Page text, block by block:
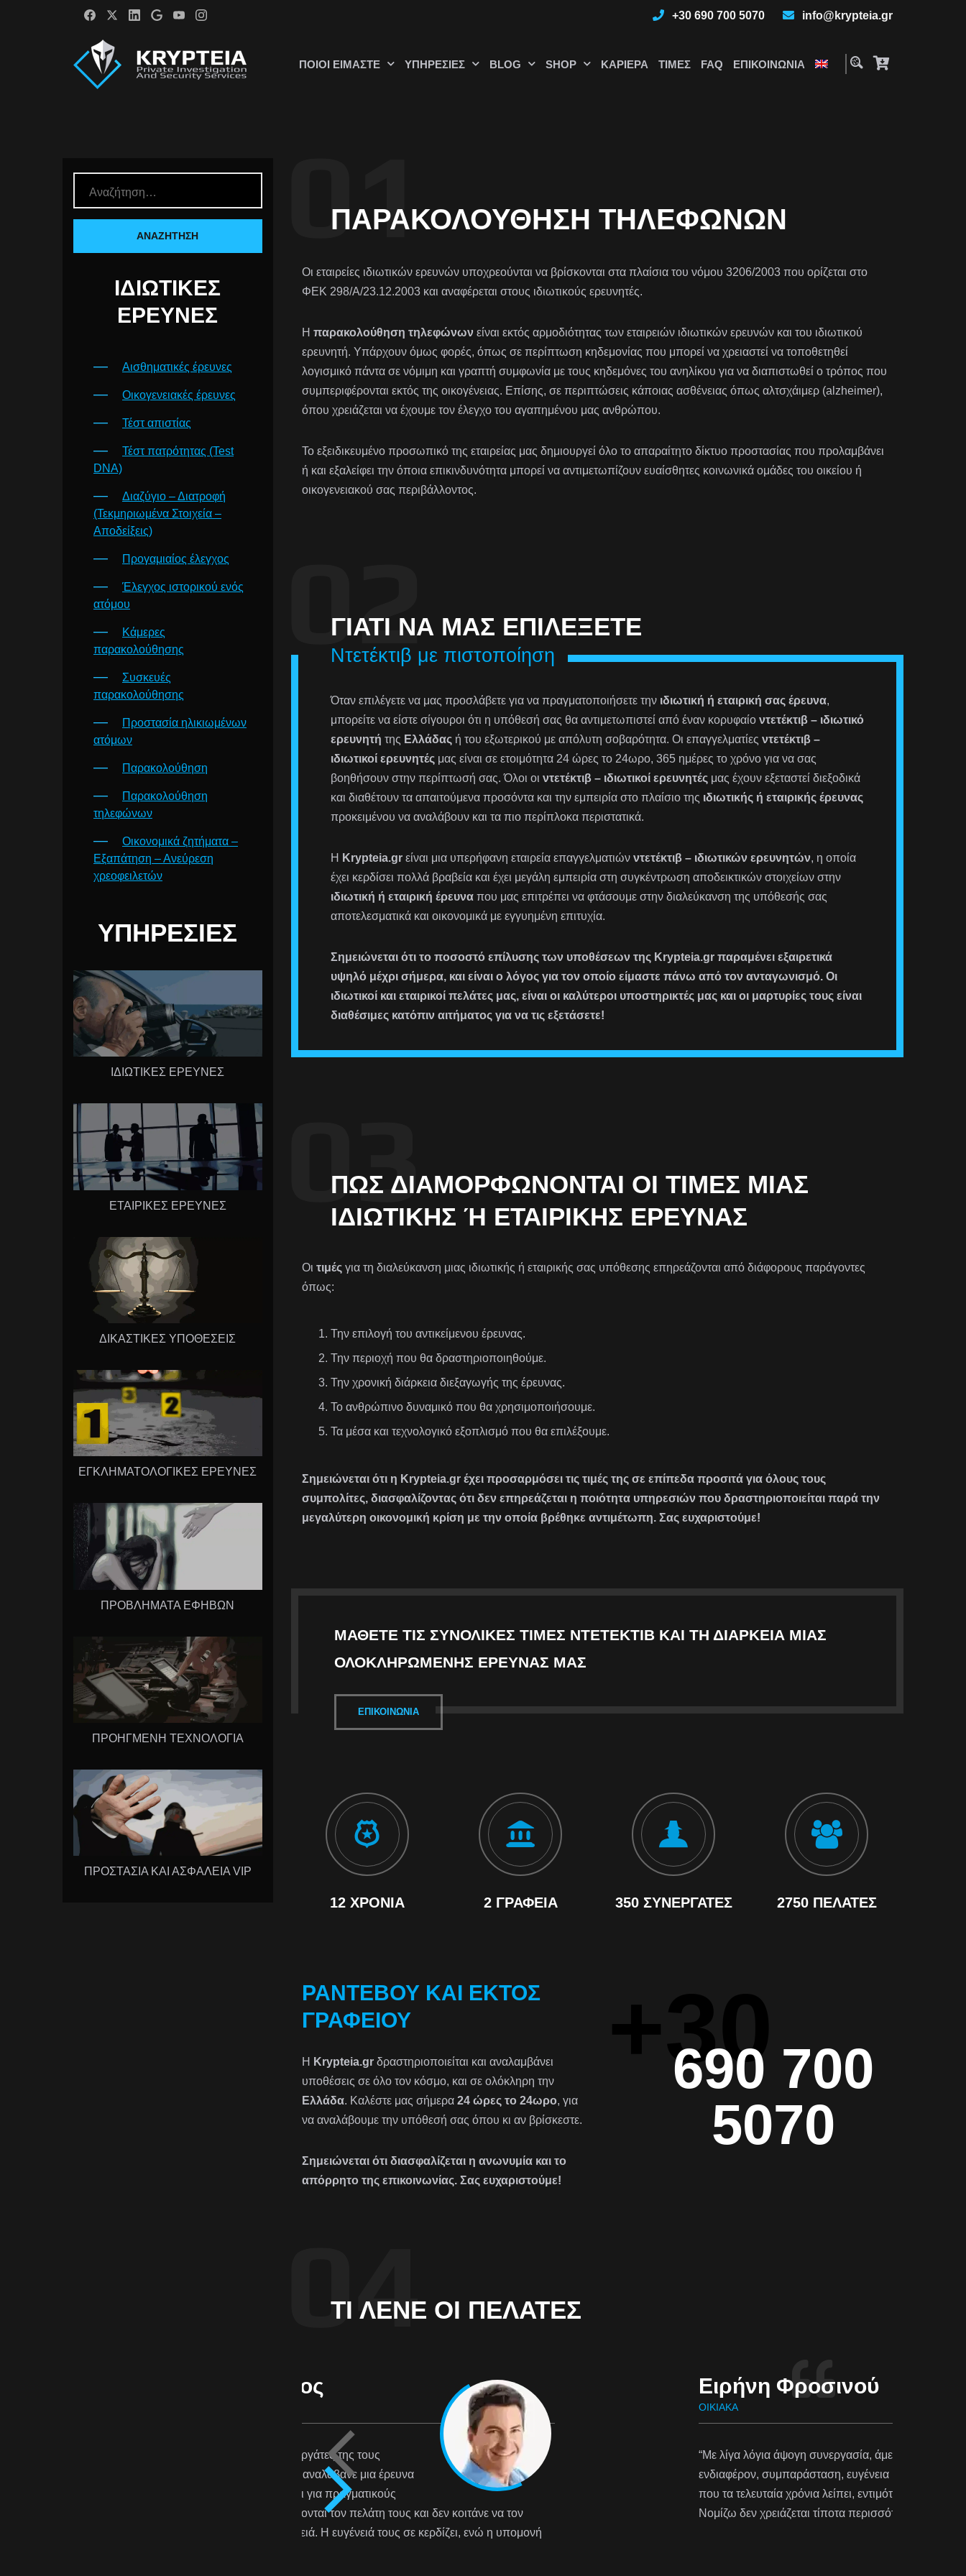
+30 690 700 5070 info@krypteia.gr
ΠΟΙΟΊ ΕΊΜΑΣΤΕ ΥΠΗΡΕΣΊΕΣ BLOG SHOP ΚΑΡΙΈΡΑ ΤΙΜΈΣ FAQ ΕΠΙΚΟΙΝΩΝΊΑ
ΙΔΙΩΤΙΚΈΣ
ΈΡΕΥΝΕΣ
Αισθηματικές έρευνες
Οικογενειακές έρευνες
Τέστ απιστίας
Τέστ πατρότητας (Test
DNA)
Διαζύγιο – Διατροφή
(Τεκμηριωμένα Στοιχεία –
Αποδείξεις)
Προγαμιαίος έλεγχος
Έλεγχος ιστορικού ενός
ατόμου
Κάμερες
παρακολούθησης
Συσκευές
παρακολούθησης
Προστασία ηλικιωμένων
ατόμων
Παρακολούθηση
Παρακολούθηση
τηλεφώνων
Οικονομικά ζητήματα –
Εξαπάτηση – Ανεύρεση
χρεοφειλετών
ΥΠΗΡΕΣΊΕΣ
ΙΔΙΩΤΙΚΕΣ ΕΡΕΥΝΕΣ
ΕΤΑΙΡΙΚΕΣ ΕΡΕΥΝΕΣ
ΔΙΚΑΣΤΙΚΕΣ ΥΠΟΘΕΣΕΙΣ
ΕΓΚΛΗΜΑΤΟΛΟΓΙΚΕΣ ΕΡΕΥΝΕΣ
ΠΡΟΒΛΗΜΑΤΑ ΕΦΗΒΩΝ
ΠΡΟΗΓΜΕΝΗ ΤΕΧΝΟΛΟΓΙΑ
ΠΡΟΣΤΑΣΙΑ ΚΑΙ ΑΣΦΑΛΕΙΑ VIP
ΠΑΡΑΚΟΛΟΎΘΗΣΗ ΤΗΛΕΦΏΝΩΝ
Οι εταιρείες ιδιωτικών ερευνών υποχρεούνται να βρίσκονται στα πλαίσια του νόμου 3206/2003 που ορίζεται στο
ΦΕΚ 298/Α/23.12.2003 και αναφέρεται στους ιδιωτικούς ερευνητές.
Η παρακολούθηση τηλεφώνωνείναι εκτός αρμοδιότητας των εταιρειών ιδιωτικών ερευνών και του ιδιωτικού
ερευνητή. Υπάρχουν όμως φορές, όπως σε περίπτωση κηδεμονίας που μπορεί να χρειαστεί να τοποθετηθεί
λογισμικό πάντα σε νόμιμη και γραπτή συμφωνία με τους κηδεμόνες του ανηλίκου για να διαπιστωθεί ο τρόπος που
συμπεριφέρονται εκτός της οικογένειας. Επίσης, σε περιπτώσεις κάποιας ασθένειας όπως αλτσχάιμερ (alzheimer),
όπου χρειάζεται να έχουμε τον έλεγχο του αγαπημένου μας ανθρώπου.
Το εξειδικευμένο προσωπικό της εταιρείας μας δημιουργεί όλο το απαραίτητο δίκτυο προστασίας που προλαμβάνει
ή και εξαλείφει την όποια επικινδυνότητα μπορεί να αντιμετωπίζουν ευαίσθητες κοινωνικά ομάδες του οικείου ή
οικογενειακού σας περιβάλλοντος.
ΓΙΑΤΊ ΝΑ ΜΑΣ ΕΠΙΛΈΞΕΤΕ
Ντετέκτιβ με πιστοποίηση
Όταν επιλέγετε να μας προσλάβετε για να πραγματοποιήσετε την ιδιωτική ή εταιρική σας έρευνα,
μπορείτε να είστε σίγουροι ότι η υπόθεσή σας θα αντιμετωπιστεί από έναν κορυφαίο ντετέκτιβ – ιδιωτικό
ερευνητή της Ελλάδαςή του εξωτερικού με απόλυτη σοβαρότητα. Οι επαγγελματίες ντετέκτιβ –
ιδιωτικοί ερευνητέςμας είναι σε ετοιμότητα 24 ώρες το 24ωρο, 365 ημέρες το χρόνο για να σας
βοηθήσουν στην περίπτωσή σας. Όλοι οι ντετέκτιβ – ιδιωτικοί ερευνητέςμας έχουν εξεταστεί διεξοδικά
και διαθέτουν τα απαιτούμενα προσόντα και την εμπειρία στο πλαίσιο της ιδιωτικής ή εταιρικής έρευνας
προκειμένου να αναλάβουν και τα πιο περίπλοκα περιστατικά.
Η Krypteia.grείναι μια υπερήφανη εταιρεία επαγγελματιών ντετέκτιβ – ιδιωτικών ερευνητών, η οποία
έχει κερδίσει πολλά βραβεία και έχει μεγάλη εμπειρία στη συγκέντρωση αποδεικτικών στοιχείων στην
ιδιωτική ή εταιρική έρευναπου μας επιτρέπει να φτάσουμε στην διαλεύκανση της υπόθεσής σας
αποτελεσματικά και οικονομικά με εγγυημένη επιτυχία.
Σημειώνεται ότι το ποσοστό επίλυσης των υποθέσεων της Krypteia.gr παραμένει εξαιρετικά
υψηλό μέχρι σήμερα, και είναι ο λόγος για τον οποίο είμαστε πάνω από τον ανταγωνισμό. Οι
ιδιωτικοί και εταιρικοί πελάτες μας, είναι οι καλύτεροι υποστηρικτές μας και οι μαρτυρίες τους είναι
διαθέσιμες κατόπιν αιτήματος για να τις εξετάσετε!
ΠΏΣ ΔΙΑΜΟΡΦΏΝΟΝΤΑΙ ΟΙ ΤΙΜΈΣ ΜΙΑΣ
ΙΔΙΩΤΙΚΉΣ Ή ΕΤΑΙΡΙΚΉΣ ΈΡΕΥΝΑΣ
Οι τιμέςγια τη διαλεύκανση μιας ιδιωτικής ή εταιρικής σας υπόθεσης επηρεάζονται από διάφορους παράγοντες
όπως:
Την επιλογή του αντικείμενου έρευνας.
Την περιοχή που θα δραστηριοποιηθούμε.
Την χρονική διάρκεια διεξαγωγής της έρευνας.
Το ανθρώπινο δυναμικό που θα χρησιμοποιήσουμε.
Τα μέσα και τεχνολογικό εξοπλισμό που θα επιλέξουμε.
Σημειώνεται ότι η Krypteia.gr έχει προσαρμόσει τις τιμές της σε επίπεδα προσιτά για όλους τους
συμπολίτες, διασφαλίζοντας ότι δεν επηρεάζεται η ποιότητα υπηρεσιών που δραστηριοποιείται παρά την
μεγαλύτερη οικονομική κρίση με την οποία βρέθηκε αντιμέτωπη. Σας ευχαριστούμε!
ΜΆΘΕΤΕ ΤΙΣ ΣΥΝΟΛΙΚΈΣ ΤΙΜΈΣ ΝΤΕΤΈΚΤΙΒ ΚΑΙ ΤΗ ΔΙΆΡΚΕΙΑ ΜΙΑΣ
ΟΛΟΚΛΗΡΩΜΈΝΗΣ ΈΡΕΥΝΑΣ ΜΑΣ
ΕΠΙΚΟΙΝΩΝΊΑ
12 ΧΡΌΝΙΑ 2 ΓΡΑΦΕΊΑ 350 ΣΥΝΕΡΓΆΤΕΣ 2750 ΠΕΛΆΤΕΣ
ΡΑΝΤΕΒΟΎ ΚΑΙ ΕΚΤΌΣ
ΓΡΑΦΕΊΟΥ
Η Krypteia.grδραστηριοποιείται και αναλαμβάνει
υποθέσεις σε όλο τον κόσμο, και σε ολόκληρη την
Ελλάδα. Καλέστε μας σήμερα 24 ώρες το 24ωρο, για
να αναλάβουμε την υπόθεσή σας όπου κι αν βρίσκεστε.
Σημειώνεται ότι διασφαλίζεται η ανωνυμία και το
απόρρητο της επικοινωνίας. Σας ευχαριστούμε!
+30
690 700
5070
ΤΙ ΛΈΝΕ ΟΙ ΠΕΛΆΤΕΣ
Ειρήνη Φροσινού
ΟΙΚΙΑΚΆ
“Με λίγα λόγια άψογη συνεργασία, άμεση εξυπηρέτηση,
ενδιαφέρον, συμπαράσταση, ευγένεια και προπαντός, κάτι
που τα τελευταία χρόνια λείπει, εντιμότητα και ανθρωπιά.
Νομίζω δεν χρειάζεται τίποτα περισσότερο. Ευχαριστώ”